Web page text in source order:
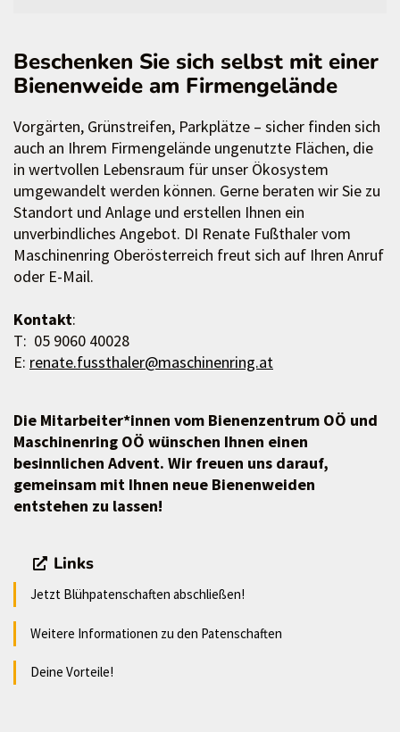
Beschenken Sie sich selbst mit einer
Bienenweide am Firmengelände
Vorgärten, Grünstreifen, Parkplätze – sicher finden sich
auch an Ihrem Firmengelände ungenutzte Flächen, die
in wertvollen Lebensraum für unser Ökosystem
umgewandelt werden können. Gerne beraten wir Sie zu
Standort und Anlage und erstellen Ihnen ein
unverbindliches Angebot. DI Renate Fußthaler vom
Maschinenring Oberösterreich freut sich auf Ihren Anruf
oder E-Mail.
Kontakt:
T: 05 9060 40028
E: renate.fussthaler@maschinenring.at
Die Mitarbeiter*innen vom Bienenzentrum OÖ und
Maschinenring OÖ wünschen Ihnen einen
besinnlichen Advent. Wir freuen uns darauf,
gemeinsam mit Ihnen neue Bienenweiden
entstehen zu lassen!
Links
Jetzt Blühpatenschaften abschließen!
Weitere Informationen zu den Patenschaften
Deine Vorteile!